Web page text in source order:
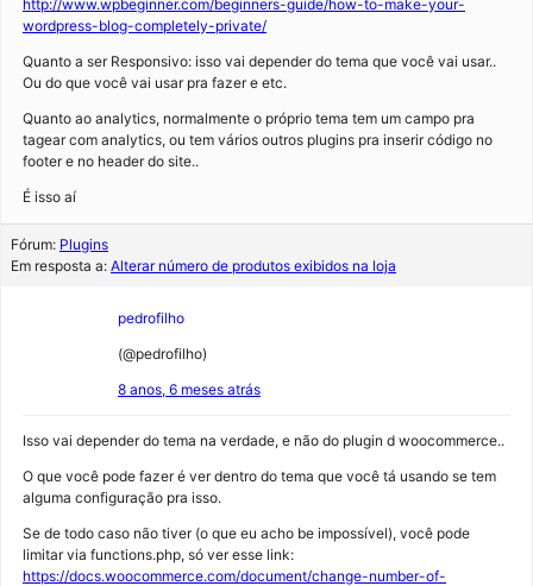
http://www.wpbeginner.com/beginners-guide/how-to-make-your-
wordpress-blog-completely-private/
Quanto a ser Responsivo: isso vai depender do tema que você vai usar..
Ou do que você vai usar pra fazer e etc.
Quanto ao analytics, normalmente o próprio tema tem um campo pra
tagear com analytics, ou tem vários outros plugins pra inserir código no
footer e no header do site..
É isso aí
Fórum: Plugins
Em resposta a: Alterar número de produtos exibidos na loja
pedrofilho
(@pedrofilho)
8 anos, 6 meses atrás
Isso vai depender do tema na verdade, e não do plugin d woocommerce..
O que você pode fazer é ver dentro do tema que você tá usando se tem
alguma configuração pra isso.
Se de todo caso não tiver (o que eu acho be impossível), você pode
limitar via functions.php, só ver esse link:
https://docs.woocommerce.com/document/change-number-of-